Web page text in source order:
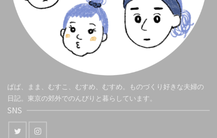
ぱぱ、まま、むすこ、むすめ、むすめ。ものづくり好きな夫婦の
日記。東京の郊外でのんびりと暮らしています。
SNS